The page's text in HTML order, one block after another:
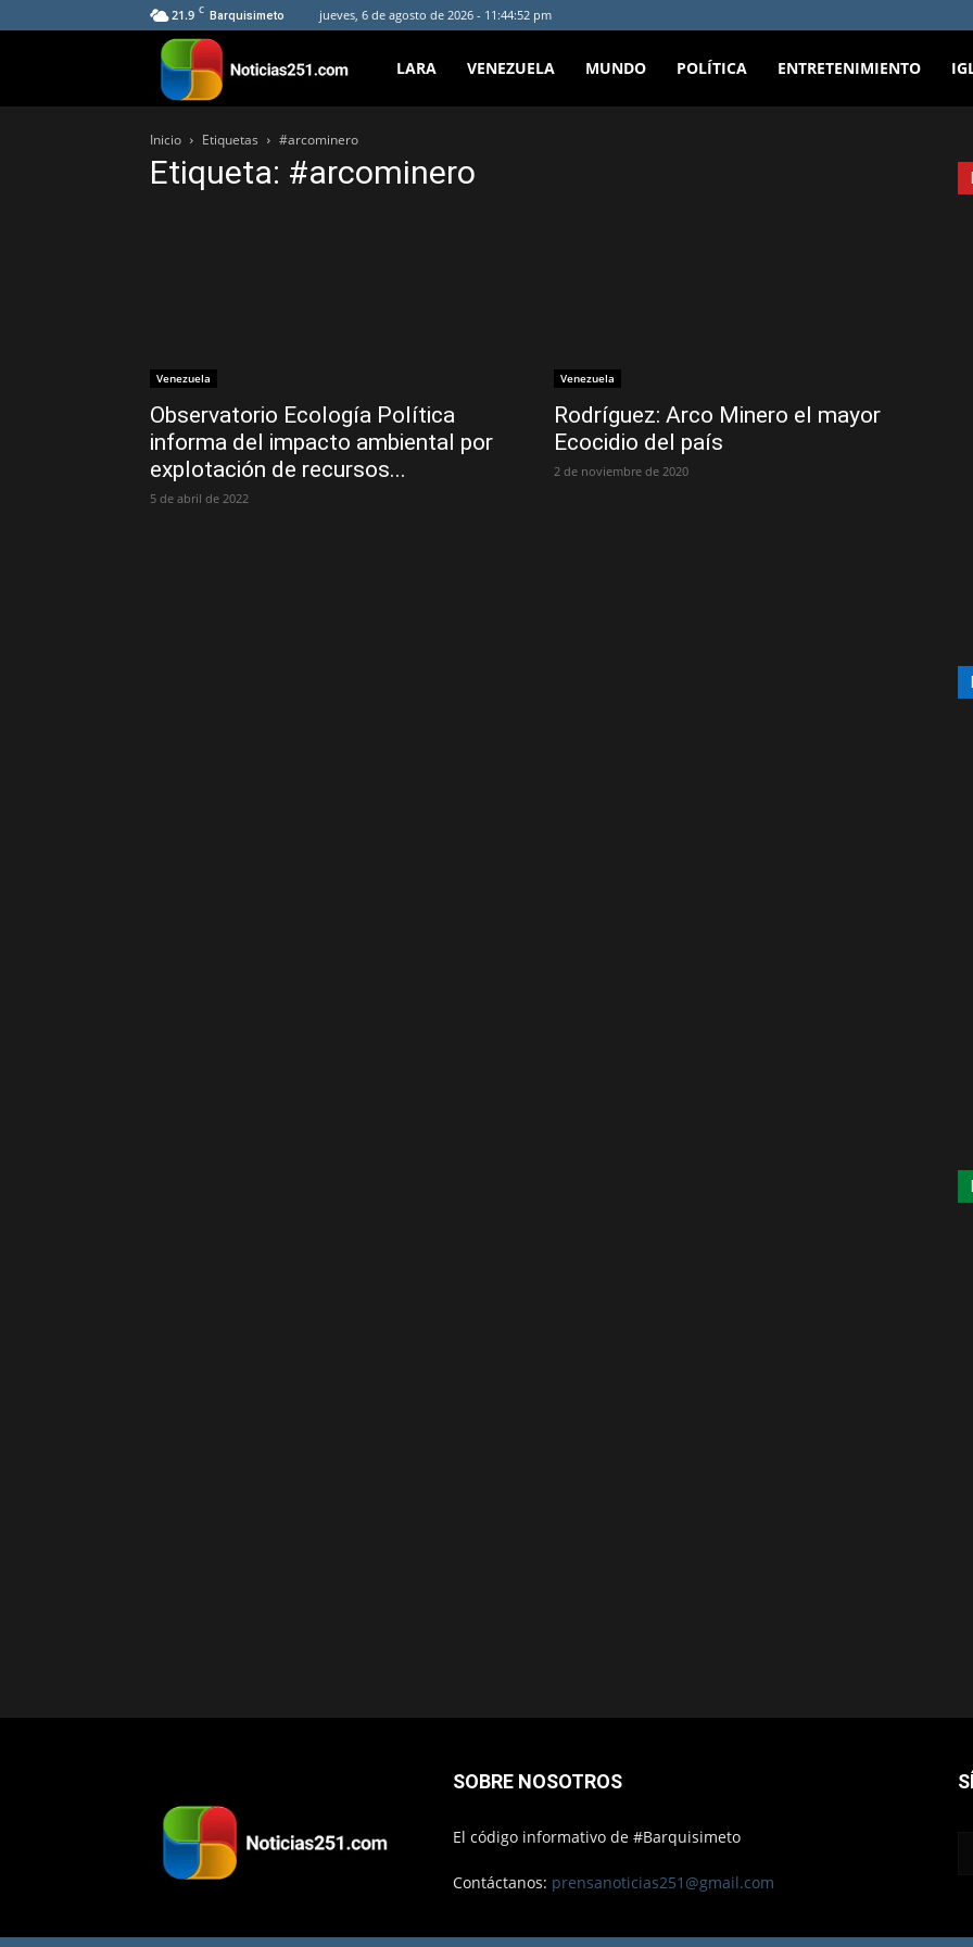
21.9 C Barquisimeto jueves, 6 de agosto de 2026 - 11:44:52 pm
Noticias251
LARA VENEZUELA MUNDO POLÍTICA ENTRETENIMIENTO
Inicio Etiquetas #arcominero
Etiqueta: #arcominero
Venezuela
Observatorio Ecología Política
informa del impacto ambiental por
explotación de recursos...
5 de abril de 2022
Venezuela
Rodríguez: Arco Minero el mayor
Ecocidio del país
2 de noviembre de 2020
SOBRE NOSOTROS
El código informativo de #Barquisimeto
Contáctanos: prensanoticias251@gmail.com